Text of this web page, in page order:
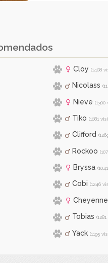
Cloy (1408
Nicolass
Nieve (1300
Tiko (1081
Clifford
Rockoo
Bryssa
Cobi (1246
Cheyenne
Tobias
Yack (1195